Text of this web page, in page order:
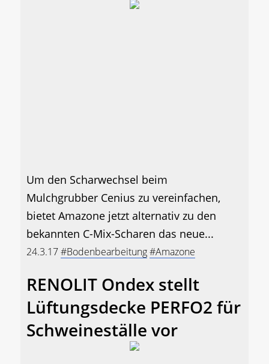
Um den Scharwechsel beim
Mulchgrubber Cenius zu vereinfachen,
bietet Amazone jetzt alternativ zu den
bekannten C-Mix-Scharen das neue...
24.3.17#Bodenbearbeitung#Amazone
RENOLIT Ondex stellt
Lüftungsdecke PERFO2 für
Schweineställe vor